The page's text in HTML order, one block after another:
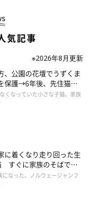
やる。
気記事
※2026年8月更新
、公園の花壇でうずくま
保護→6年後、先住猫
な関係に
くなっていた小さな子猫。家族
に着くなり走り回った生
すぐに家族のそばで落
えてよかった」
になった、ノルウェージャンフ